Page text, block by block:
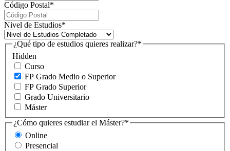
Código Postal*
Nivel de Estudios*
Hidden
¿Qué tipo de estudios quieres realizar?*
Curso
FP Grado Medio o Superior
FP Grado Superior
Grado Universitario
Máster
¿Cómo quieres estudiar el Máster?*
Online
Presencial